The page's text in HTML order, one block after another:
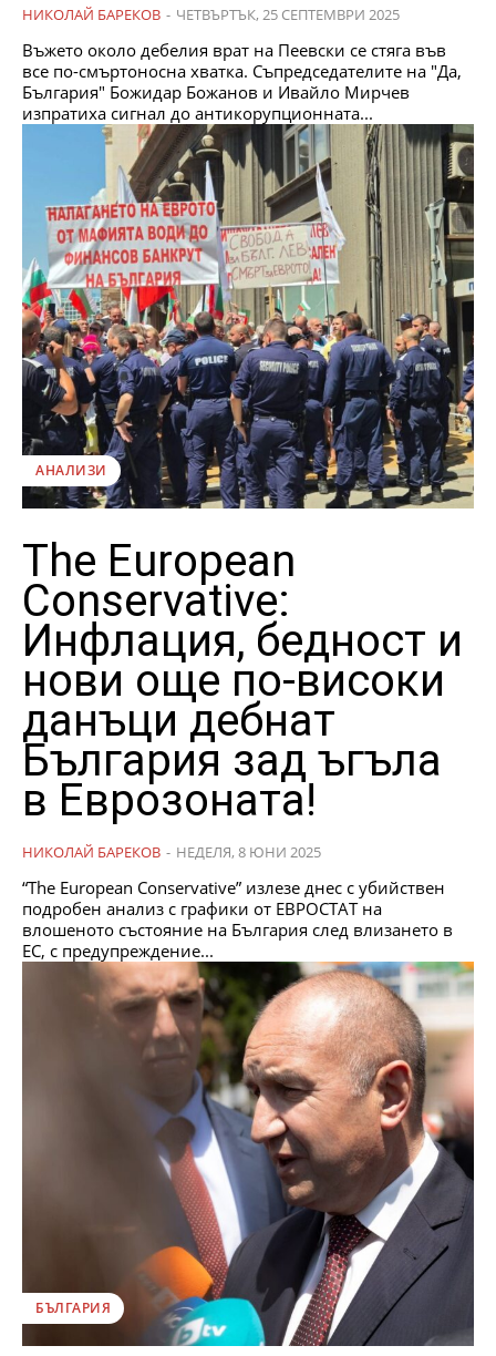
НИКОЛАЙ БАРЕКОВ - ЧЕТВЪРТЪК, 25 СЕПТЕМВРИ 2025
Въжето около дебелия врат на Пеевски се стяга във
все по-смъртоносна хватка. Съпредседателите на "Да,
България" Божидар Божанов и Ивайло Мирчев
изпратиха сигнал до антикорупционната...
АНАЛИЗИ
The European
Conservative:
Инфлация, бедност и
нови още по-високи
данъци дебнат
България зад ъгъла
в Еврозоната!
НИКОЛАЙ БАРЕКОВ - НЕДЕЛЯ, 8 ЮНИ 2025
“The European Conservative” излезе днес с убийствен
подробен анализ с графики от ЕВРОСТАТ на
влошеното състояние на България след влизането в
ЕС, с предупреждение...
БЪЛГАРИЯ